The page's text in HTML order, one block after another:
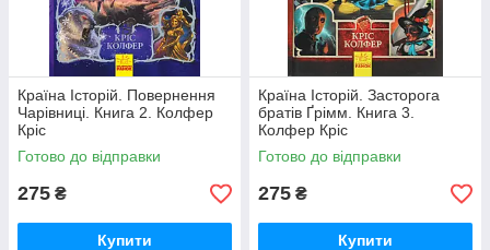
Країна Історій. Повернення
Чарівниці. Книга 2. Колфер
Кріс
Готово до відправки
275 ₴
Купити
Країна Історій. Засторога
братів Ґрімм. Книга 3.
Колфер Кріс
Готово до відправки
275 ₴
Купити